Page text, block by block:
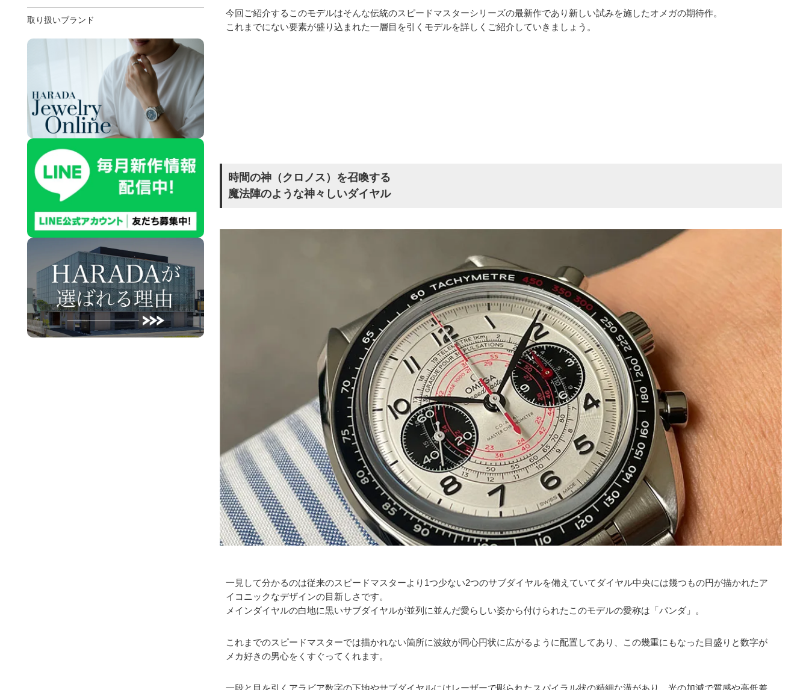
今回ご紹介するこのモデルはそんな伝統のスピードマスターシリーズの最新作であり新しい試みを施したオメガの期待作。
これまでにない要素が盛り込まれた一層目を引くモデルを詳しくご紹介していきましょう。
時間の神（クロノス）を召喚する
魔法陣のような神々しいダイヤル
一見して分かるのは従来のスピードマスターより1つ少ない2つのサブダイヤルを備えていてダイヤル中央には幾つもの円が描かれたア
イコニックなデザインの目新しさです。
メインダイヤルの白地に黒いサブダイヤルが並列に並んだ愛らしい姿から付けられたこのモデルの愛称は「パンダ」。
これまでのスピードマスターでは描かれない箇所に波紋が同心円状に広がるように配置してあり、この幾重にもなった目盛りと数字が
メカ好きの男心をくすぐってくれます。
一段と目を引くアラビア数字の下地やサブダイヤルにはレーザーで彫られたスパイラル状の精細な溝があり、光の加減で質感や高低差
取り扱いブランド